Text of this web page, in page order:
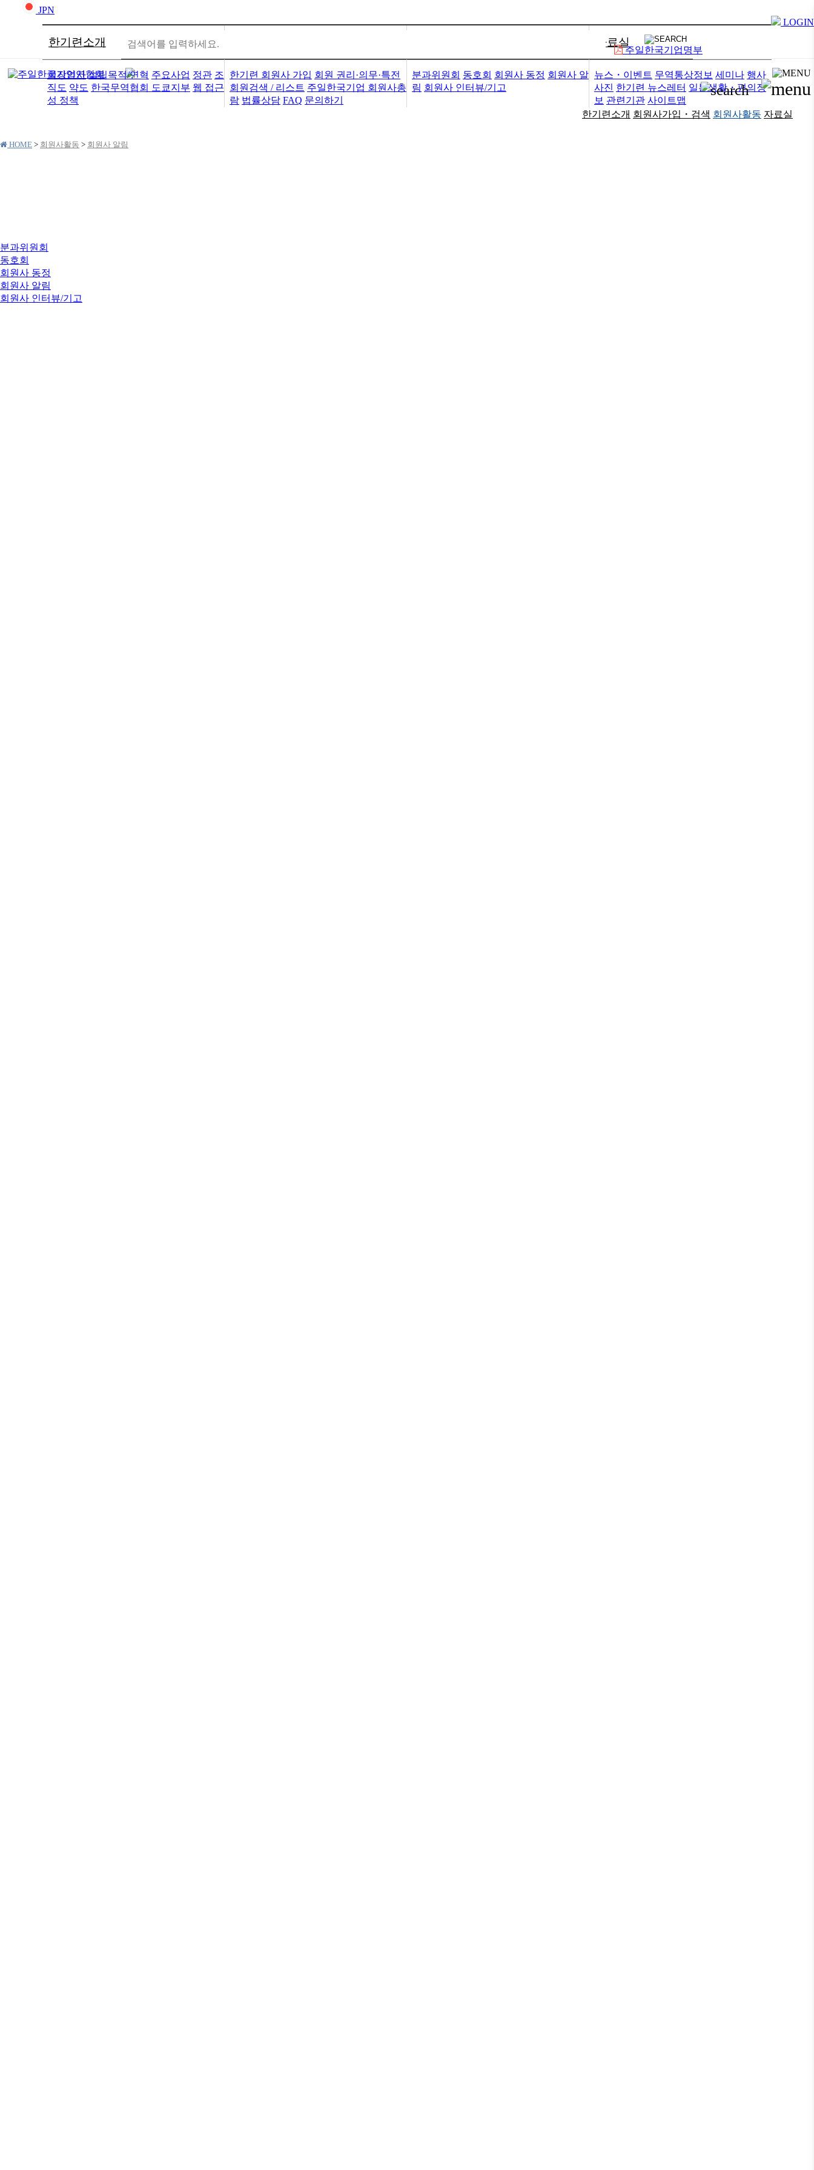
한기련소개
회장인사 설립목적/연혁 주요사업 정관 조
직도 약도 한국무역협회 도쿄지부 웹 접근
성 정책
한기련 회원사 가입 회원 권리·의무·특전
회원검색 / 리스트 주일한국기업 회원사총
람 법률상담 FAQ 문의하기
분과위원회 동호회 회원사 동정 회원사 알
림 회원사 인터뷰/기고
자료실
뉴스・이벤트 무역통상정보 세미나 행사
사진 한기련 뉴스레터 일본생활・편의정
보 관련기관 사이트맵
주일한국기업명부
JPN
LOGIN
한기련소개 회원사가입・검색 회원사활동 자료실
HOME > 회원사활동 > 회원사 알림
분과위원회
동호회
회원사 동정
회원사 알림
회원사 인터뷰/기고